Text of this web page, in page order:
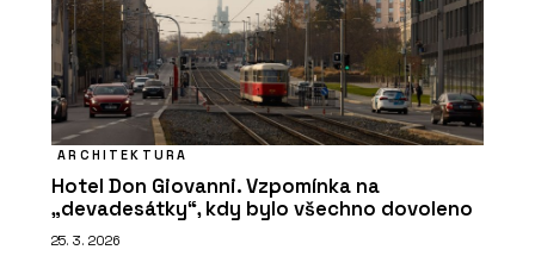
ARCHITEKTURA
Hotel Don Giovanni. Vzpomínka na
„devadesátky“, kdy bylo všechno dovoleno
25. 3. 2026